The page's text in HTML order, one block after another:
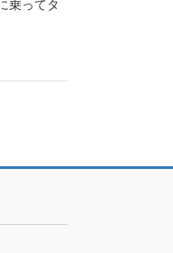
乗ってタ